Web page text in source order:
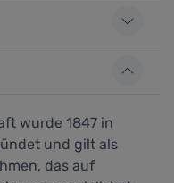
wurde 1847 in
und gilt als
das auf